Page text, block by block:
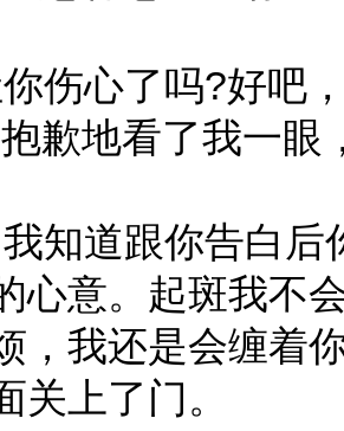
伤心了吗?好吧
歉地看了我一眼
知道跟你告白后
心意。起斑我不
，我还是会缠着
关上了门。